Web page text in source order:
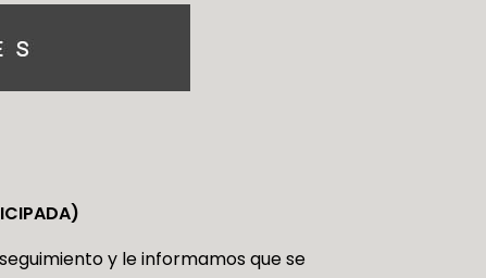
y le informamos que se